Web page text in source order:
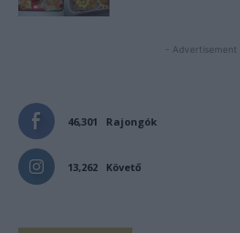
- Advertisement -
46,301 Rajongók
13,262 Követő